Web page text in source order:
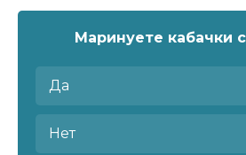
Маринуете кабачки
Да
Нет